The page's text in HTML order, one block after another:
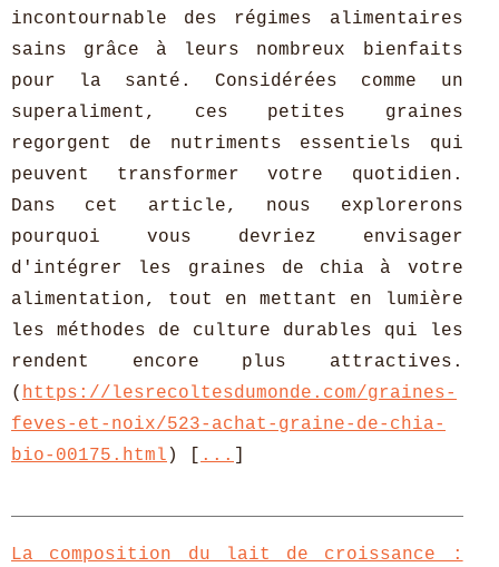
incontournable des régimes alimentaires
sains grâce à leurs nombreux bienfaits
pour la santé. Considérées comme un
superaliment, ces petites graines
regorgent de nutriments essentiels qui
peuvent transformer votre quotidien.
Dans cet article, nous explorerons
pourquoi vous devriez envisager
d'intégrer les graines de chia à votre
alimentation, tout en mettant en lumière
les méthodes de culture durables qui les
rendent encore plus attractives.
( https://lesrecoltesdumonde.com/graines-
feves-et-noix/523-achat-graine-de-chia-
bio-00175.html ) [ ...
La composition du lait de croissance :